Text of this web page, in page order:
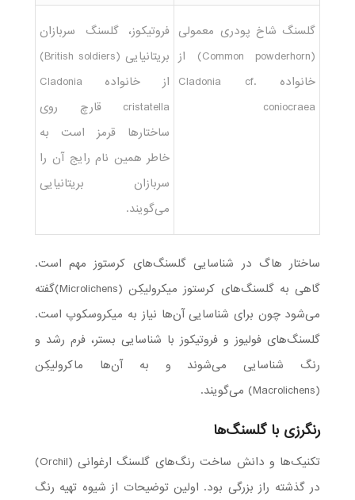
گلسنگ شاخ پودری معمولی
(Common powderhorn) از
خانواده Cladonia cf.
coniocraea
فروتیکوز، گلسنگ سربازان
بریتانیایی (British soldiers)
از خانواده Cladonia
cristatella قارچ روی
ساختارها قرمز است به
خاطر همین نام رایج آن را
سربازان بریتانیایی
می‌گویند.
ساختار هاگ در شناسایی گلسنگ‌های کرستوز مهم است.
گاهی به گلسنگ‌های کرستوز میکرو‌لیکِن (Microlichens)گفته
می‌شود چون برای شناسایی آن‌ها نیاز به میکروسکوپ است.
گلسنگ‌های فولیوز و فروتیکوز با شناسایی بستر، فرم رشد و
رنگ شناسایی می‌شوند و به آن‌ها ماکرولیکِن
(Macrolichens) می‌گویند.
رنگرزی با گلسنگها
تکنیک‌ها و دانش ساخت رنگ‌های گلسنگ ارغوانی (Orchil)
در گذشته راز بزرگی بود. اولین توضیحات از شیوه تهیه رنگ